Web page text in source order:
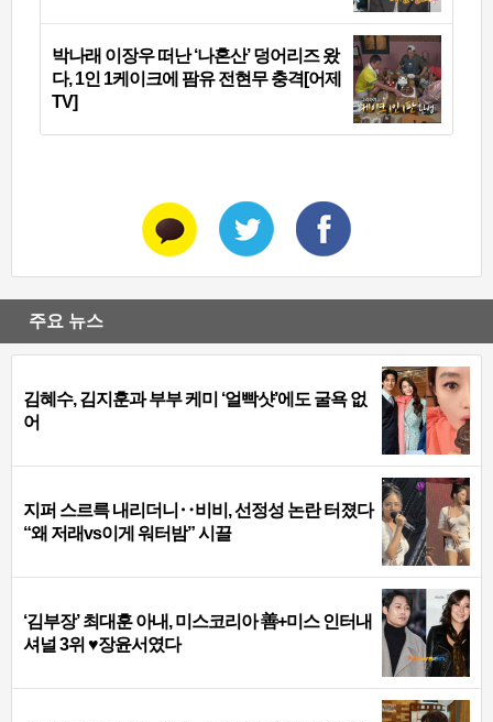
박나래 이장우 떠난 ‘나혼산’ 덩어리즈 왔
다, 1인 1케이크에 팜유 전현무 충격[어제
TV]
주요 뉴스
김혜수, 김지훈과 부부 케미 ‘얼빡샷’에도 굴욕 없
어
지퍼 스르륵 내리더니‥비비, 선정성 논란 터졌다
“왜 저래vs이게 워터밤” 시끌
‘김부장’ 최대훈 아내, 미스코리아 善+미스 인터내
셔널 3위 ♥장윤서였다